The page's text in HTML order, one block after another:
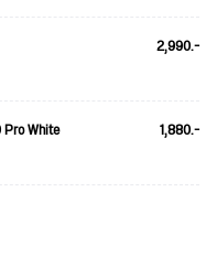
2,990.-
White 1,880.-